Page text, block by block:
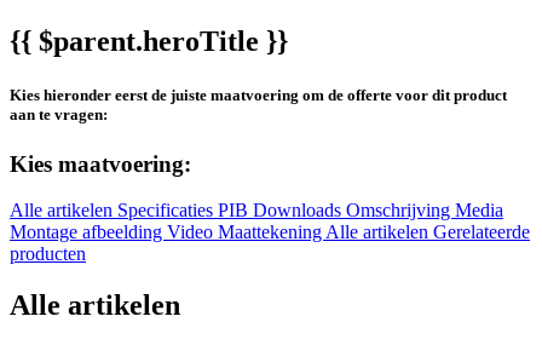
{{ $parent.heroTitle }}
Kies hieronder eerst de juiste maatvoering om de offerte voor dit product
aan te vragen:
Kies maatvoering:
Alle artikelen Specificaties PIB Downloads Omschrijving Media
Montage afbeelding Video MaattekeningAlle artikelen Gerelateerde
producten
Alle artikelen